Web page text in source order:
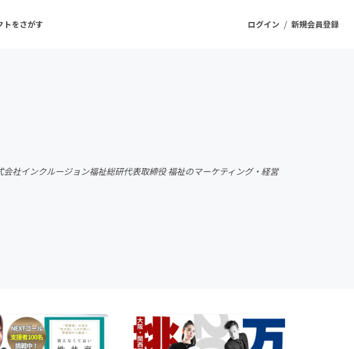
ログイン / 新規会員登録
トをさがす
終了が近いプロジェクト
ド・飲食店
ファッション
コミュニティ
社インクルージョン福祉総研代表取締役 福祉のマーケティング・経営